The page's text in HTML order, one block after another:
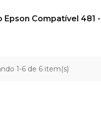
Epson Compatível 481 -
1-6 de 6 item(s)